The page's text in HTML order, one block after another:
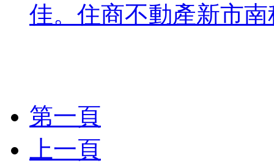
佳。住商不動產新市
第一頁
上一頁